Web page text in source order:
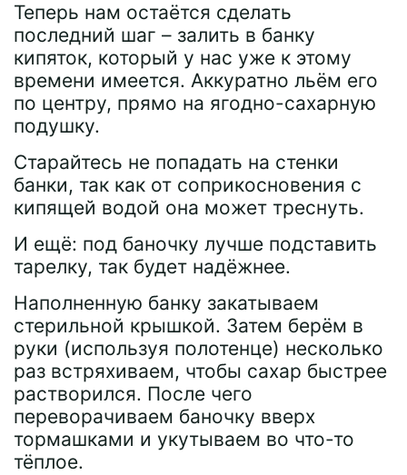
Теперь нам остаётся сделать
последний шаг – залить в банку
кипяток, который у нас уже к этому
времени имеется. Аккуратно льём его
по центру, прямо на ягодно-сахарную
подушку.
Старайтесь не попадать на стенки
банки, так как от соприкосновения с
кипящей водой она может треснуть.
И ещё: под баночку лучше подставить
тарелку, так будет надёжнее.
Наполненную банку закатываем
стерильной крышкой. Затем берём в
руки (используя полотенце) несколько
раз встряхиваем, чтобы сахар быстрее
растворился. После чего
переворачиваем баночку вверх
тормашками и укутываем во что-то
тёплое.